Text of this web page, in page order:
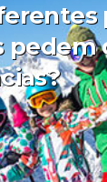
pedem